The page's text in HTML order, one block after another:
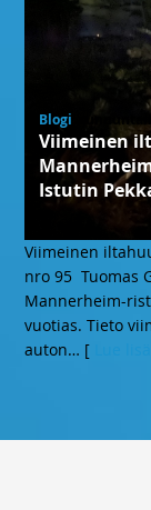
Blogi ,
Viimeinen
Istutin
Viimeinen
nro 95 Tuomas
Mannerheim-
vuotias. Tieto
auton… [